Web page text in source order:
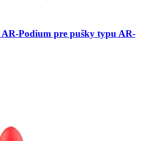
AR-Podium pre pušky typu AR-